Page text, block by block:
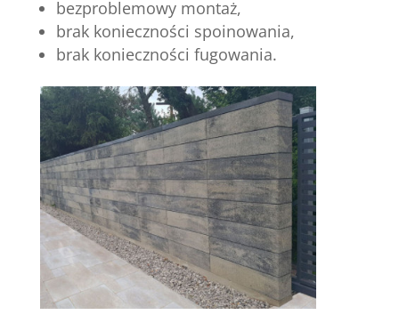
bezproblemowy montaż,
brak konieczności spoinowania,
brak konieczności fugowania.